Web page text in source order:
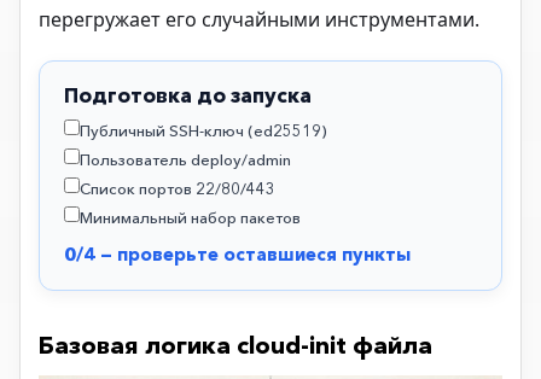
перегружает его случайными инструментами.
Подготовка до запуска
Публичный SSH-ключ (ed25519)
Пользователь deploy/admin
Список портов 22/80/443
Минимальный набор пакетов
0/4 — проверьте оставшиеся пункты
Базовая логика cloud-init файла